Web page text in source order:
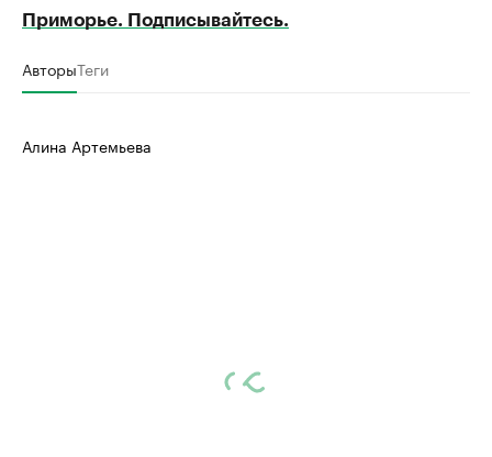
Приморье. Подписывайтесь.
АвторыТеги
Алина Артемьева